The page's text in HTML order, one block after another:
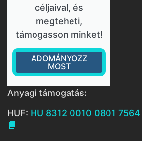
céljaival, és
megteheti,
támogasson minket!
ADOMÁNYOZZ
MOST
Anyagi támogatás:
HUF: HU 8312 0010 0801
